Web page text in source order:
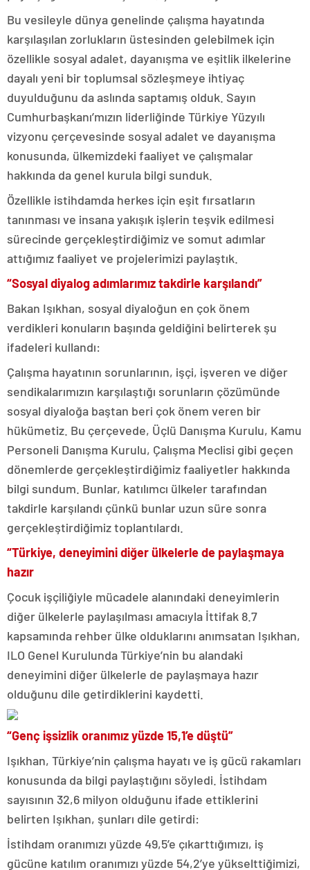
Bu vesileyle dünya genelinde çalışma hayatında
karşılaşılan zorlukların üstesinden gelebilmek için
özellikle sosyal adalet, dayanışma ve eşitlik ilkelerine
dayalı yeni bir toplumsal sözleşmeye ihtiyaç
duyulduğunu da aslında saptamış olduk. Sayın
Cumhurbaşkanı’mızın liderliğinde Türkiye Yüzyılı
vizyonu çerçevesinde sosyal adalet ve dayanışma
konusunda, ülkemizdeki faaliyet ve çalışmalar
hakkında da genel kurula bilgi sunduk.
Özellikle istihdamda herkes için eşit fırsatların
tanınması ve insana yakışık işlerin teşvik edilmesi
sürecinde gerçekleştirdiğimiz ve somut adımlar
attığımız faaliyet ve projelerimizi paylaştık.
“Sosyal diyalog adımlarımız takdirle karşılandı”
Bakan Işıkhan, sosyal diyaloğun en çok önem
verdikleri konuların başında geldiğini belirterek şu
ifadeleri kullandı:
Çalışma hayatının sorunlarının, işçi, işveren ve diğer
sendikalarımızın karşılaştığı sorunların çözümünde
sosyal diyaloğa baştan beri çok önem veren bir
hükümetiz. Bu çerçevede, Üçlü Danışma Kurulu, Kamu
Personeli Danışma Kurulu, Çalışma Meclisi gibi geçen
dönemlerde gerçekleştirdiğimiz faaliyetler hakkında
bilgi sundum. Bunlar, katılımcı ülkeler tarafından
takdirle karşılandı çünkü bunlar uzun süre sonra
gerçekleştirdiğimiz toplantılardı.
“Türkiye, deneyimini diğer ülkelerle de paylaşmaya
hazır
Çocuk işçiliğiyle mücadele alanındaki deneyimlerin
diğer ülkelerle paylaşılması amacıyla İttifak 8.7
kapsamında rehber ülke olduklarını anımsatan Işıkhan,
ILO Genel Kurulunda Türkiye’nin bu alandaki
deneyimini diğer ülkelerle de paylaşmaya hazır
olduğunu dile getirdiklerini kaydetti.
“Genç işsizlik oranımız yüzde 15,1’e düştü”
Işıkhan, Türkiye’nin çalışma hayatı ve iş gücü rakamları
konusunda da bilgi paylaştığını söyledi. İstihdam
sayısının 32,6 milyon olduğunu ifade ettiklerini
belirten Işıkhan, şunları dile getirdi:
İstihdam oranımızı yüzde 49,5’e çıkarttığımızı, iş
gücüne katılım oranımızı yüzde 54,2’ye yükselttiğimizi,